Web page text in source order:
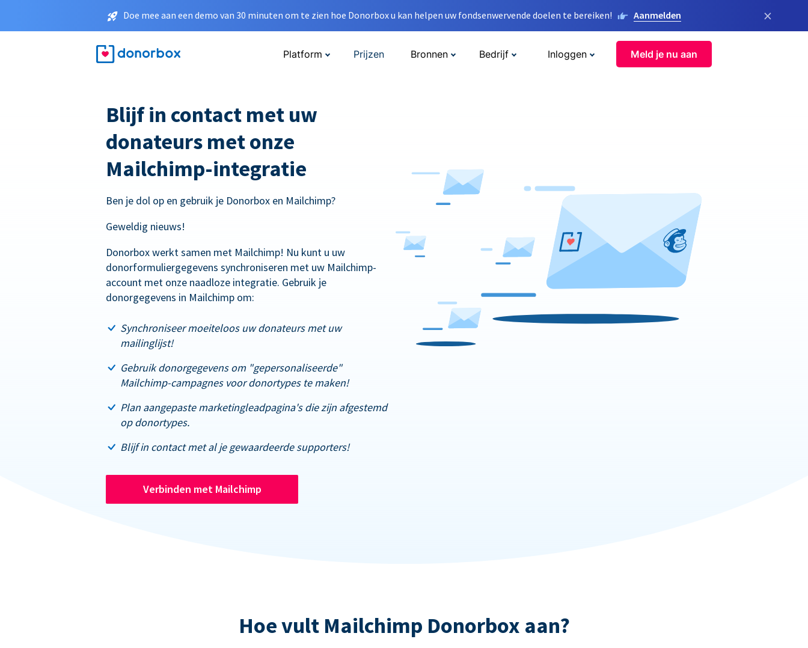
Doe mee aan een demo van 30 minuten om te zien hoe Donorbox u kan helpen uw fondsenwervende doelen te bereiken! Aanmelden ×
Platform Prijzen Bronnen Bedrijf Inloggen Meld je nu aan
Blijf in contact met uw
donateurs met onze
Mailchimp-integratie
Ben je dol op en gebruik je Donorbox en Mailchimp?
Geweldig nieuws!
Donorbox werkt samen met Mailchimp! Nu kunt u uw
donorformuliergegevens synchroniseren met uw Mailchimp-
account met onze naadloze integratie. Gebruik je
donorgegevens in Mailchimp om:
Synchroniseer moeiteloos uw donateurs met uw
mailinglijst!
Gebruik donorgegevens om "gepersonaliseerde"
Mailchimp-campagnes voor donortypes te maken!
Plan aangepaste marketingleadpagina's die zijn afgestemd
op donortypes.
Blijf in contact met al je gewaardeerde supporters!
Verbinden met Mailchimp
Hoe vult Mailchimp Donorbox aan?